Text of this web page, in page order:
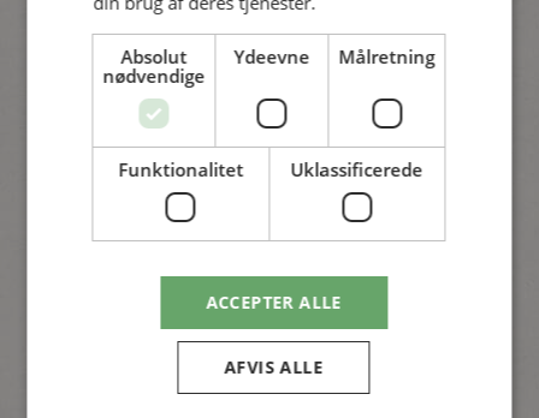
Jordforbedring
efteråret
Se video
Absolut
nødvendige
Ydeevne Målretning
Funktionalitet Uklassificerede
ACCEPTER ALLE
AFVIS ALLE